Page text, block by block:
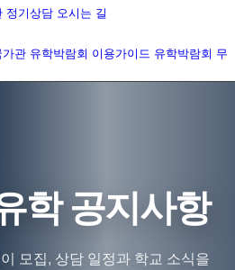
정기상담 오시는 길
관 유학박람회 이용가이드 유학박람회 무
학 공지사항
모집, 상담 일정과 학교 소식을